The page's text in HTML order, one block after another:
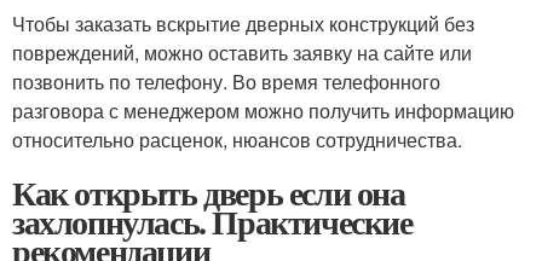
Чтобы заказать вскрытие дверных конструкций без
повреждений, можно оставить заявку на сайте или
позвонить по телефону. Во время телефонного
разговора с менеджером можно получить информацию
относительно расценок, нюансов сотрудничества.
Как открыть дверь если она
захлопнулась. Практические
рекомендации